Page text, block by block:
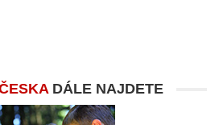
DÁLE NAJDETE